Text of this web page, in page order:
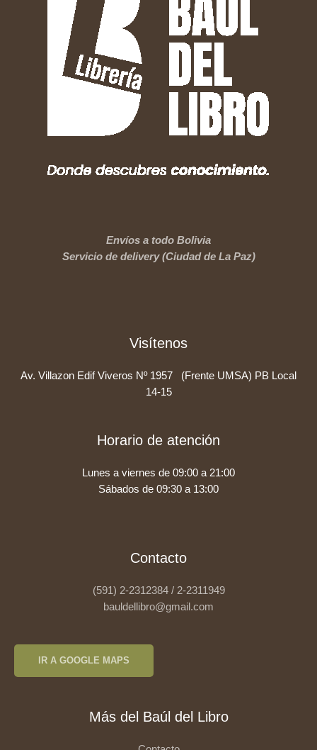
Envíos a todo Bolivia
Servicio de delivery (Ciudad de La Paz)
Visítenos
Av. Villazon Edif Viveros Nº 1957 (Frente UMSA) PB Local
14-15
Horario de atención
Lunes a viernes de 09:00 a 21:00
Sábados de 09:30 a 13:00
Contacto
(591) 2-2312384 / 2-2311949
bauldellibro@gmail.com
IR A GOOGLE MAPS
Más del Baúl del Libro